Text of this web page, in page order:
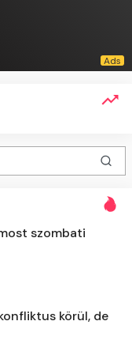
szombati
körül, de